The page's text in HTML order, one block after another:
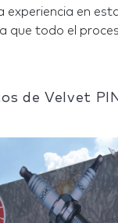
experiencia en
que todo el
de Velvet